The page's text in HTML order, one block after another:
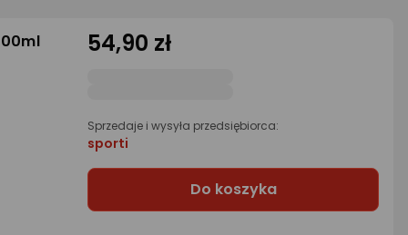
54,90 zł
Sprzedaje i wysyła przedsiębiorca:
sporti
Do koszyka